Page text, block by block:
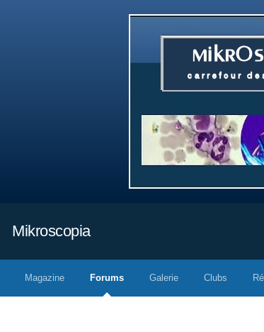
Mikroscopia
Magazine Forums Galerie Clubs